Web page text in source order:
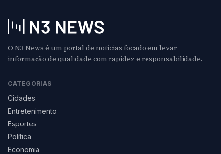
O N3 News é um portal de notícias focado em levar
informação de qualidade com rapidez e responsabilidade.
CATEGORIAS
Cidades
Entretenimento
Esportes
Política
Economia